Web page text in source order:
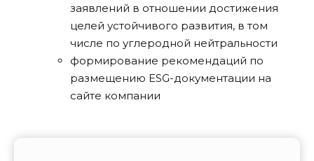
заявлений в отношении достижения
целей устойчивого развития, в том
числе по углеродной нейтральности
формирование рекомендаций по
размещению ESG-документации на
сайте компании